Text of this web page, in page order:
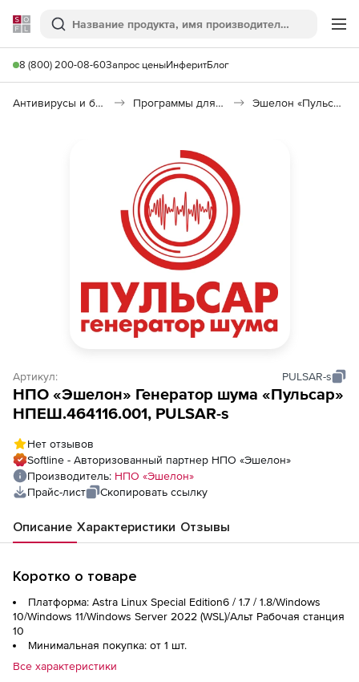
Softline
Поиск
8 (800) 200-08-60Запрос ценыИнферитБлог
Антивирусы и безопасность Программы для защиты информации Эшелон «Пульсар»
Артикул: PULSAR-s
НПО «Эшелон» Генератор шума «Пульсар»
НПЕШ.464116.001, PULSAR-s
Нет отзывов
Softline - Авторизованный партнер НПО «Эшелон»
Производитель: НПО «Эшелон»
Прайс-лист
Скопировать ссылку
Описание Характеристики Отзывы
Коротко о товаре
Платформа: Astra Linux Special Edition6 / 1.7 / 1.8/Windows
10/Windows 11/Windows Server 2022 (WSL)/Альт Рабочая станция
10
Минимальная покупка: от 1 шт.
Все характеристики